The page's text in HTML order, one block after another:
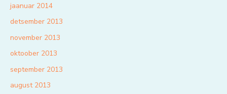
jaanuar 2014
detsember 2013
november 2013
oktoober 2013
september 2013
august 2013